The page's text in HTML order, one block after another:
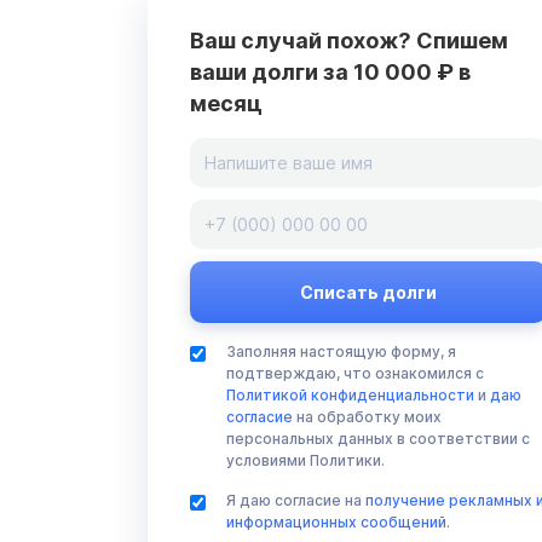
Ваш случай похож? Спишем
ваши долги за 10 000 ₽ в
месяц
Заполняя настоящую форму, я
подтверждаю, что ознакомился с
Политикой конфиденциальности и даю
согласие на обработку моих
персональных данных в соответствии с
условиями Политики.
Я даю согласие на получение рекламных
информационных сообщений.